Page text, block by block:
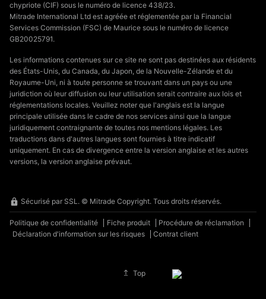
chypriote (CIF) sous le numéro de licence 438/23.
Mitrade International Ltd est agréée et réglementée par la Financial
Services Commission (FSC) de Maurice sous le numéro de licence
GB20025791.
Les informations contenues sur ce site ne sont pas destinées aux résidents
des États-Unis, du Canada, du Japon, de la Nouvelle-Zélande et du
Royaume-Uni, ni à toute personne se trouvant dans un pays ou une
juridiction où leur diffusion ou leur utilisation serait contraire aux lois et
réglementations locales. Veuillez noter que l'anglais est la langue
principale utilisée dans le cadre de nos services ainsi que la langue
juridiquement contraignante de toutes nos mentions légales. Les
traductions dans d'autres langues sont fournies à titre indicatif
uniquement. En cas de divergence entre la version anglaise et les autres
versions, la version anglaise prévaut.
Sécurisé par SSL. © Mitrade Copyright. Tous droits réservés.
Politique de confidentialité Fiche produit
Procédure de réclamation
Déclaration d'information sur les risques
Contrat client
Top